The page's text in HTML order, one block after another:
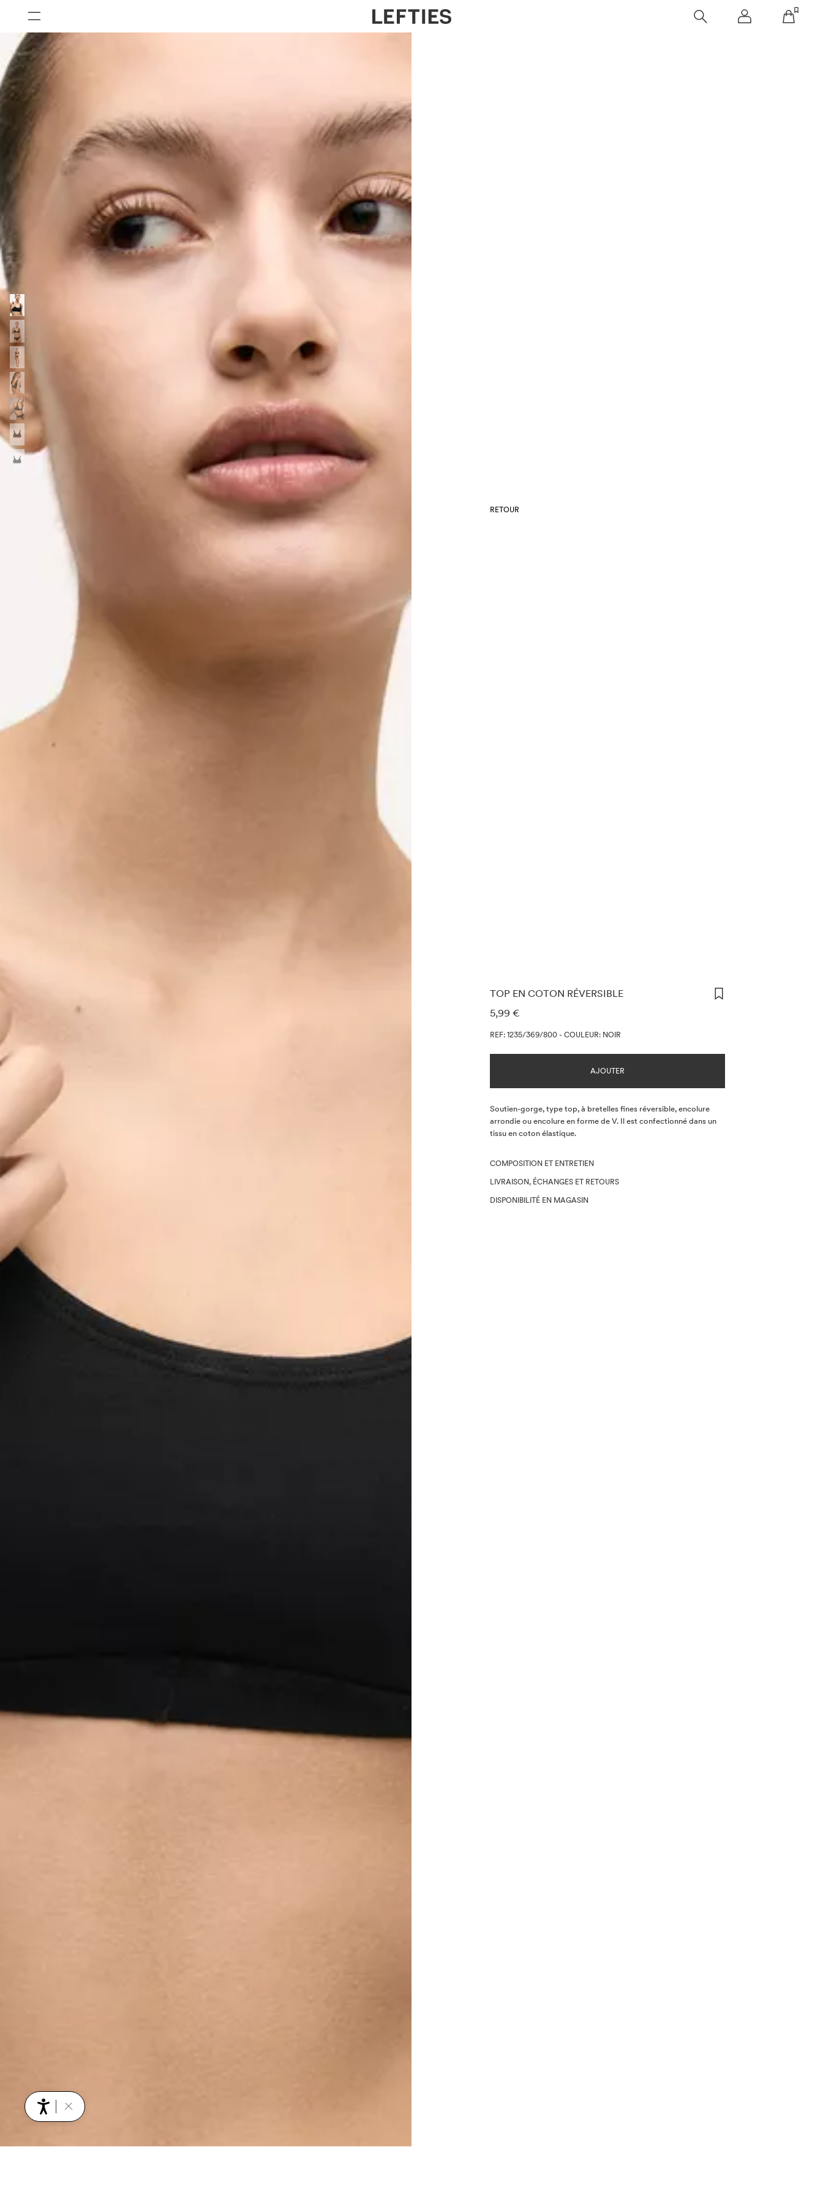
RETOUR
TOP EN COTON RÉVERSIBLE
INFORMATIONS SUR LES PRIX
5,99 €
REF: 1235/369/800-COULEUR: NOIR
AJOUTER
Description
Soutien-gorge, type top, à bretelles fines réversible, encolure
arrondie ou encolure en forme de V. Il est confectionné dans un
tissu en coton élastique.
COMPOSITION ET ENTRETIEN
LIVRAISON, ÉCHANGES ET RETOURS
DISPONIBILITÉ EN MAGASIN